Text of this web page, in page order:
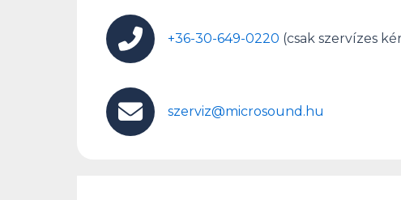
+36-30-649-0220 (csak szervízes
szerviz@microsound.hu